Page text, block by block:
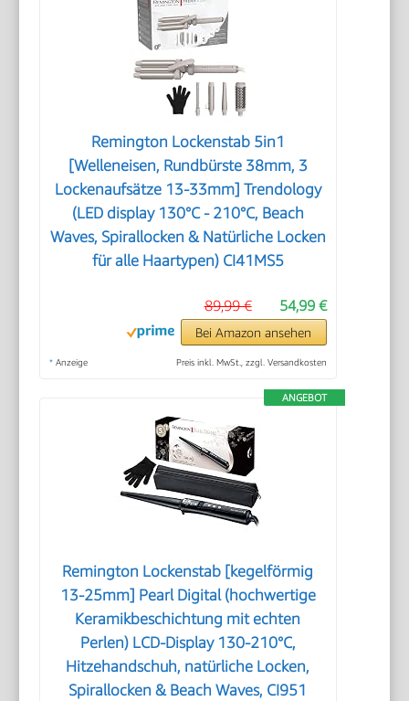
Remington Lockenstab 5in1
[Welleneisen, Rundbürste 38mm, 3
Lockenaufsätze 13-33mm] Trendology
(LED display 130°C - 210°C, Beach
Waves, Spirallocken & Natürliche Locken
für alle Haartypen) CI41MS5
54,99 €
89,99 €
Bei Amazon ansehen
* Anzeige Preis inkl. MwSt., zzgl. Versandkosten
ANGEBOT
Remington Lockenstab [kegelförmig
13-25mm] Pearl Digital (hochwertige
Keramikbeschichtung mit echten
Perlen) LCD-Display 130-210°C,
Hitzehandschuh, natürliche Locken,
Spirallocken & Beach Waves, CI951